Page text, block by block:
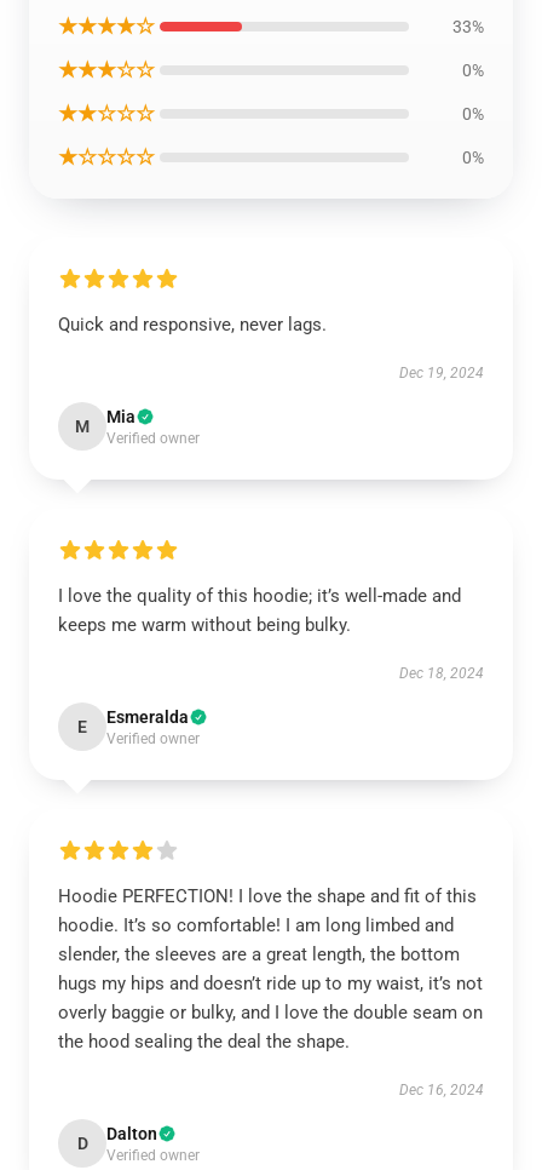
★★★★☆ 33%
★★★☆☆ 0%
★★☆☆☆ 0%
★☆☆☆☆ 0%
Quick and responsive, never lags.
Dec 19, 2024
M Mia
Verified owner
I love the quality of this hoodie; it’s well-made and
keeps me warm without being bulky.
Dec 18, 2024
E Esmeralda
Verified owner
Hoodie PERFECTION! I love the shape and fit of this
hoodie. It’s so comfortable! I am long limbed and
slender, the sleeves are a great length, the bottom
hugs my hips and doesn’t ride up to my waist, it’s not
overly baggie or bulky, and I love the double seam on
the hood sealing the deal the shape.
Dec 16, 2024
D Dalton
Verified owner